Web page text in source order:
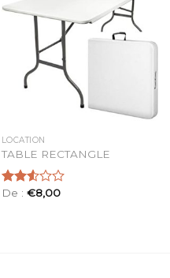
Ajouter
LOCATION
TABLE RECTANGLE
Note
De : €8,00